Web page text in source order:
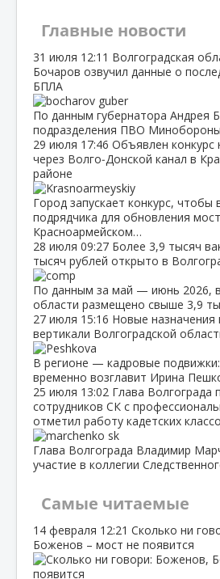
Главные новости
31 июля 12:11 Волгоградская
Бочаров озвучил данные о
БПЛА
По данным губернатора Андрея
подразделения ПВО
29 июля 17:46 Объявлен конкурс
через Волго‑Донской канал в
районе
Город запускает конкурс, чтобы
подрядчика для обновления
Красноармейском…
28 июля 09:27 Более 3,9 тысяч
тысяч рублей открыто в
По данным за май — июнь 2026,
области размещено свыше 3,9
27 июля 15:16 Новые назначения
вертикали Волгоградской
В регионе — кадровые
временно возглавит Ирина
25 июля 13:02 Глава Волгограда
сотрудников СК с
отметил работу кадетских
Глава Волгограда Владимир
участие в коллегии
Самые читаемые
14 февраля 12:21 Сколько ни
Боженов – мост не появится